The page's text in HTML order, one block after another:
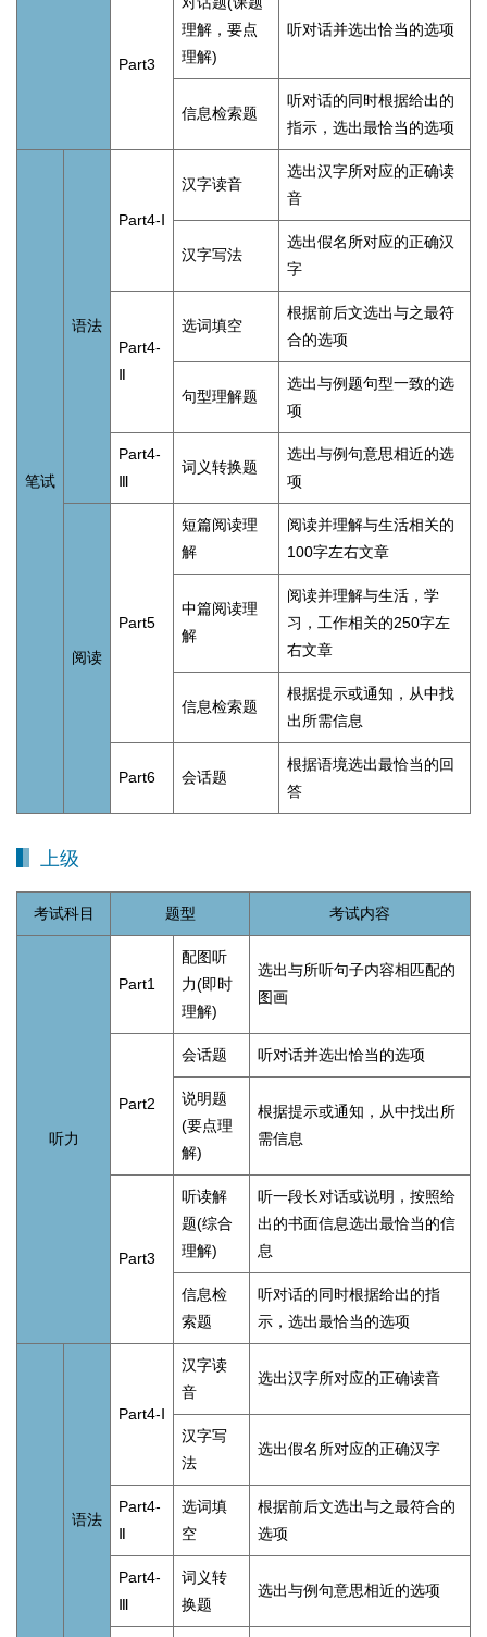
Part3
理解，要点
理解)
听对话并选出恰当的选项
信息检索题
听对话的同时根据给出的
指示，选出最恰当的选项
笔试
语法
Part4-Ⅰ
汉字读音
选出汉字所对应的正确读
音
汉字写法
选出假名所对应的正确汉
字
Part4-
Ⅱ
选词填空
根据前后文选出与之最符
合的选项
句型理解题
选出与例题句型一致的选
项
Part4-
Ⅲ
词义转换题
选出与例句意思相近的选
项
阅读
Part5
短篇阅读理
解
阅读并理解与生活相关的
100字左右文章
中篇阅读理
解
阅读并理解与生活，学
习，工作相关的250字左
右文章
信息检索题
根据提示或通知，从中找
出所需信息
Part6 会话题
根据语境选出最恰当的回
答
上级
考试科目 题型 考试内容
听力
Part1
配图听
力(即时
理解)
选出与所听句子内容相匹配的
图画
Part2
会话题 听对话并选出恰当的选项
说明题
(要点理
解)
根据提示或通知，从中找出所
需信息
Part3
听读解
题(综合
理解)
听一段长对话或说明，按照给
出的书面信息选出最恰当的信
息
信息检
索题
听对话的同时根据给出的指
示，选出最恰当的选项
语法
Part4-Ⅰ
汉字读
音
选出汉字所对应的正确读音
汉字写
法
选出假名所对应的正确汉字
Part4-
Ⅱ
选词填
空
根据前后文选出与之最符合的
选项
Part4-
Ⅲ
词义转
换题
选出与例句意思相近的选项